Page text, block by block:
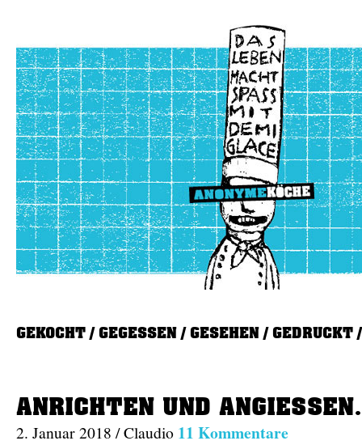
GEKOCHT GEGESSEN GESEHEN GEDRUCKT
ANRICHTEN UND ANGIESSEN.
2. Januar 2018 / Claudio 11 Kommentare